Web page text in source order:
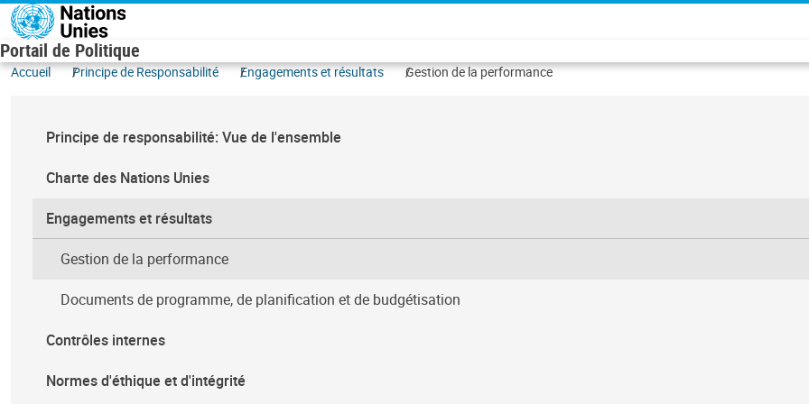
Aller au contenu principal
Portail de Politique
Accueil Principe de Responsabilité Engagements et résultats Gestion de la performance
Principe de responsabilité: Vue de l'ensemble
Charte des Nations Unies
Engagements et résultats
Gestion de la performance
Documents de programme, de planification et de budgétisation
Contrôles internes
Normes d'éthique et d'intégrité